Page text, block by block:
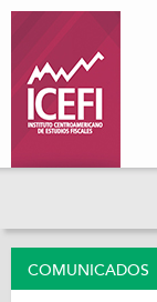
COMUNICADOS